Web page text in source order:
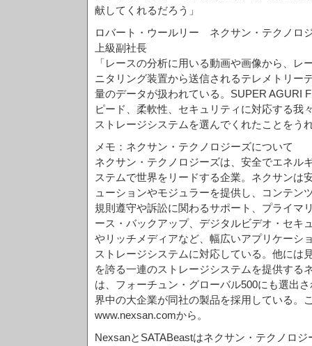
献してくれるだろう」
ロバート・ウールリー ネクサン・テクノロ
上級副社長
「レースの分析に用いる動画や画像から、レ
ニタリング装置から送信されるテレメトリー
量のデータが扱われている。SUPER AGURI
ピード、柔軟性、セキュリティに対応する我
ストレージシステムを選んでくれたことをう
メモ：ネクサン・テクノロジーズについて
ネクサン・テクノロジーズは、安全でエネル
ステムで世界をリードする企業。ネクサンは
ューションやモジュラーを提供し、コンテン
規則遵守や訴訟に関わるサポート、プライマ
ース・バックアップ、デジタルビデオ・セキ
やリッチメディアなど、幅広いアプリケーシ
ストレージシステムに対応している。他には
を誇る一連のストレージシステムを提供する
は、フォーチュン・グローバル500にも選出
界中の大企業が同社の製品を採用している。
www.nexsan.comから。
NexsanとSATABeastはネクサン・テクノロ